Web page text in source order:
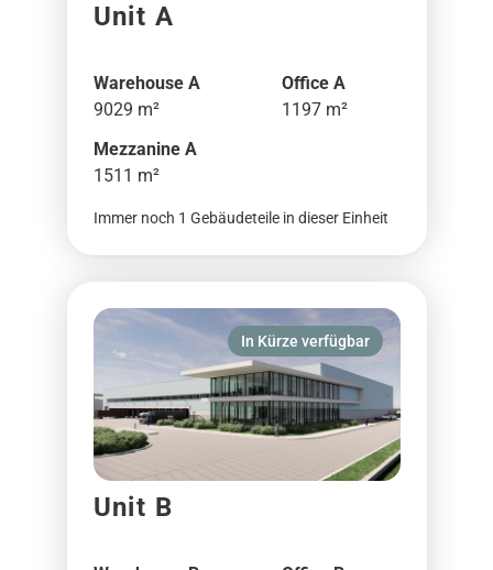
Unit A
Warehouse A
9029 m²
Office A
1197 m²
Mezzanine A
1511 m²
Immer noch 1 Gebäudeteile in dieser Einheit
In Kürze verfügbar
Unit B